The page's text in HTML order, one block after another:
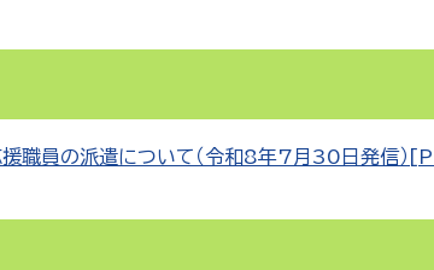
職員の派遣について（令和8年7月30日発信）